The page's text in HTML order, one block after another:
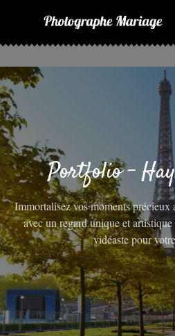
Portfolio -
Immortalisez vos moments
avec un regard unique et
vidéaste pour